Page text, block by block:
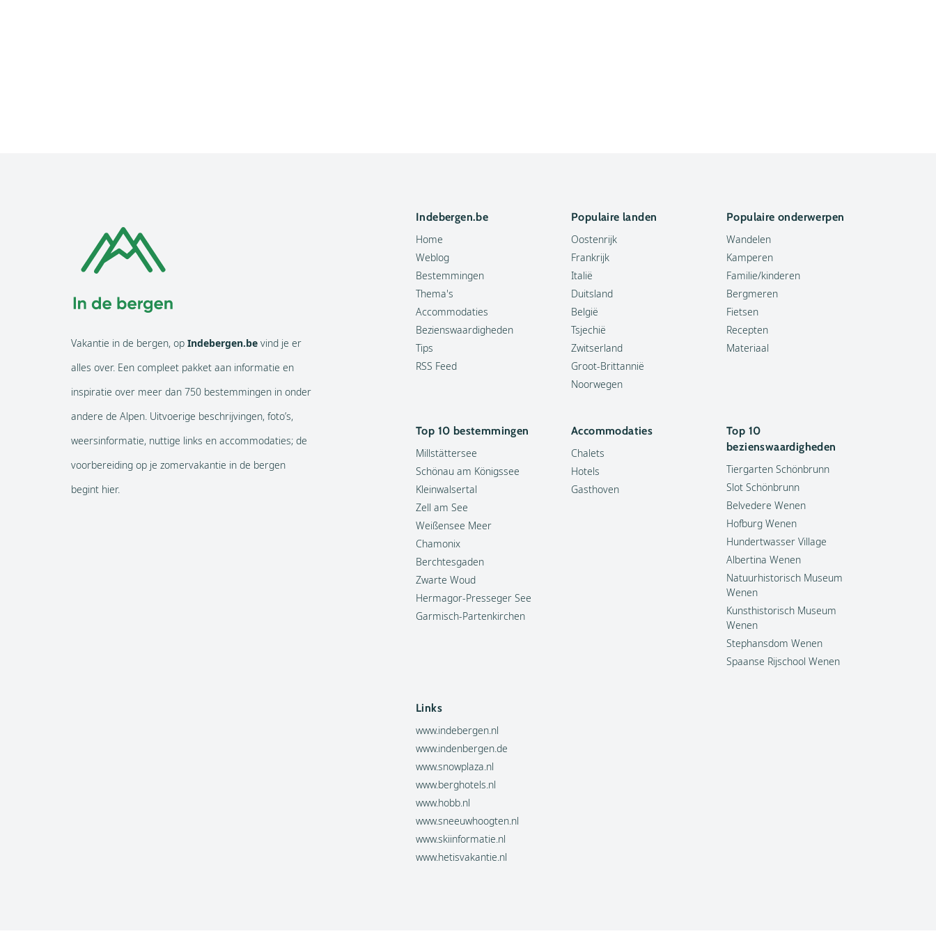
Vakantie in de bergen, op Indebergen.be vind je er
alles over. Een compleet pakket aan informatie en
inspiratie over meer dan 750 bestemmingen in onder
andere de Alpen. Uitvoerige beschrijvingen, foto’s,
weersinformatie, nuttige links en accommodaties; de
voorbereiding op je zomervakantie in de bergen
begint hier.
Indebergen.be
Home
Weblog
Bestemmingen
Thema's
Accommodaties
Bezienswaardigheden
Tips
RSS Feed
Populaire landen
Oostenrijk
Frankrijk
Italië
Duitsland
België
Tsjechië
Zwitserland
Groot-Brittannië
Noorwegen
Populaire onderwerpen
Wandelen
Kamperen
Familie/kinderen
Bergmeren
Fietsen
Recepten
Materiaal
Top 10 bestemmingen
Millstättersee
Schönau am Königssee
Kleinwalsertal
Zell am See
Weißensee Meer
Chamonix
Berchtesgaden
Zwarte Woud
Hermagor-Presseger See
Garmisch-Partenkirchen
Accommodaties
Chalets
Hotels
Gasthoven
Top 10
bezienswaardigheden
Tiergarten Schönbrunn
Slot Schönbrunn
Belvedere Wenen
Hofburg Wenen
Hundertwasser Village
Albertina Wenen
Natuurhistorisch Museum
Wenen
Kunsthistorisch Museum
Wenen
Stephansdom Wenen
Spaanse Rijschool Wenen
Links
www.indebergen.nl
www.indenbergen.de
www.snowplaza.nl
www.berghotels.nl
www.hobb.nl
www.sneeuwhoogten.nl
www.skiinformatie.nl
www.hetisvakantie.nl